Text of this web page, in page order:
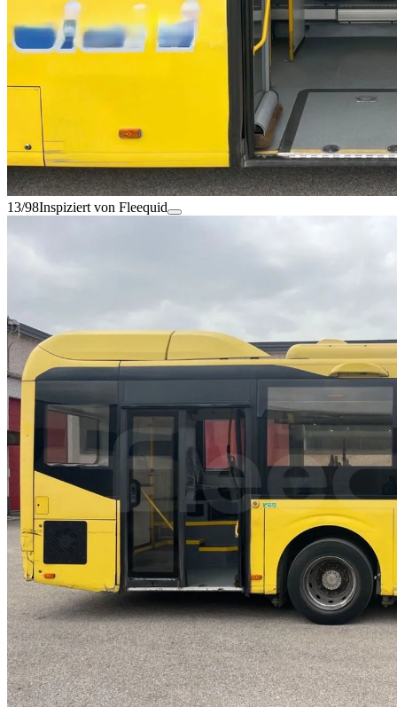
13/98Inspiziert von Fleequid